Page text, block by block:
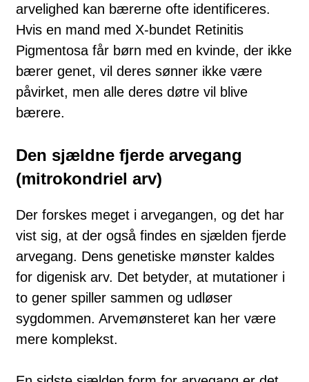
arvelighed kan bær­er­ne ofte identificeres.
Hvis en mand med X-bundet Retinitis
Pigmentosa får børn med en kvin­de, der ikke
bærer genet, vil deres sønner ikke være
påvirket, men alle deres døt­re vil blive
bærere.
Den sjældne fjerde arvegang
(mitrokondriel arv)
Der forskes meget i arvegangen, og det har
vist sig, at der også findes en sjæl­den fjerde
arvegang. Dens genetiske mønster kaldes
for digenisk arv. Det betyder, at mutationer i
to gener spiller sammen og udløser
sygdommen. Arvemønsteret kan her være
mere komplekst.